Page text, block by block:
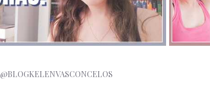
@BLOGKELENVASCONCELOS